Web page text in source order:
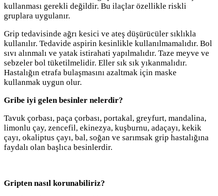
kullanması gerekli değildir. Bu ilaçlar özellikle riskli
gruplara uygulanır.
Grip tedavisinde ağrı kesici ve ateş düşürücüler sıklıkla
kullanılır. Tedavide aspirin kesinlikle kullanılmamalıdır. Bol
sıvı alınmalı ve yatak istirahati yapılmalıdır. Taze meyve ve
sebzeler bol tüketilmelidir. Eller sık sık yıkanmalıdır.
Hastalığın etrafa bulaşmasını azaltmak için maske
kullanmak uygun olur.
Gribe iyi gelen besinler nelerdir?
Tavuk çorbası, paça çorbası, portakal, greyfurt, mandalina,
limonlu çay, zencefil, ekinezya, kuşburnu, adaçayı, kekik
çayı, okaliptus çayı, bal, soğan ve sarımsak grip hastalığına
faydalı olan başlıca besinlerdir.
Gripten nasıl korunabiliriz?